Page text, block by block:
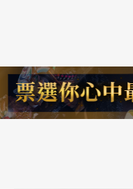
了深遠的影響。